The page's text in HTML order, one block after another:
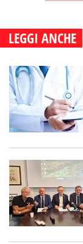
LEGGI ANCHE